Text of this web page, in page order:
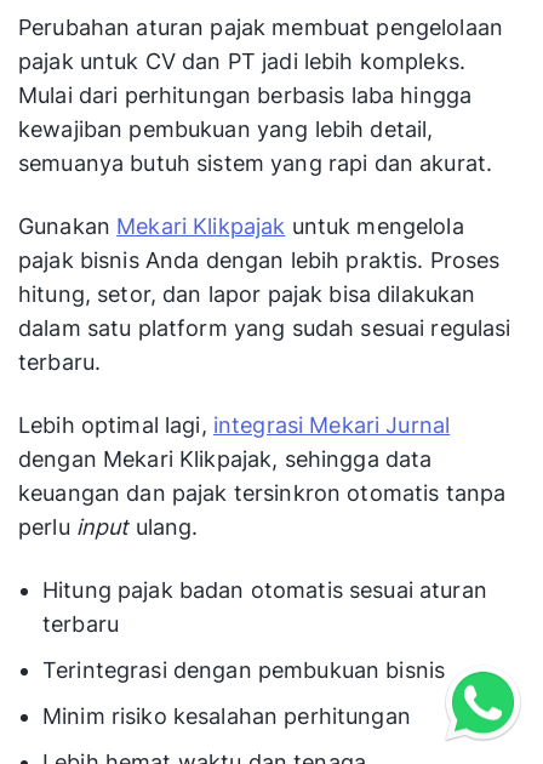
Perubahan aturan pajak membuat pengelolaan
pajak untuk CV dan PT jadi lebih kompleks.
Mulai dari perhitungan berbasis laba hingga
kewajiban pembukuan yang lebih detail,
semuanya butuh sistem yang rapi dan akurat.
Gunakan Mekari Klikpajak untuk mengelola
pajak bisnis Anda dengan lebih praktis. Proses
hitung, setor, dan lapor pajak bisa dilakukan
dalam satu platform yang sudah sesuai regulasi
terbaru.
Lebih optimal lagi, integrasi Mekari Jurnal
dengan Mekari Klikpajak, sehingga data
keuangan dan pajak tersinkron otomatis tanpa
perlu input ulang.
Hitung pajak badan otomatis sesuai aturan
terbaru
Terintegrasi dengan pembukuan bisnis
Minim risiko kesalahan perhitungan